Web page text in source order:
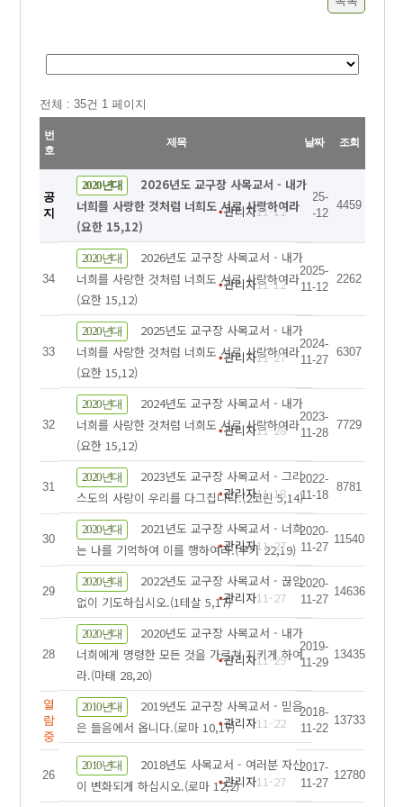
전체 : 35건 1 페이지
번
호
제목 날짜 조회
공
지
2020년대
2026년도 교구장 사목교서 - 내가
너희를 사랑한 것처럼 너희도 서로 사랑하여라
(요한 15,12)
관리자11-12
2025-
11-12
4459
34
2020년대
2026년도 교구장 사목교서 - 내가
너희를 사랑한 것처럼 너희도 서로 사랑하여라
(요한 15,12)
관리자11-12
2025-
11-12
2262
33
2020년대
2025년도 교구장 사목교서 - 내가
너희를 사랑한 것처럼 너희도 서로 사랑하여라
(요한 15,12)
관리자11-27
2024-
11-27
6307
32
2020년대
2024년도 교구장 사목교서 - 내가
너희를 사랑한 것처럼 너희도 서로 사랑하여라
(요한 15,12)
관리자11-28
2023-
11-28
7729
31
2020년대
2023년도 교구장 사목교서 - 그리
스도의 사랑이 우리를 다그칩니다.(2코린 5,14)
관리자11-18
2022-
11-18
8781
30
2020년대
2021년도 교구장 사목교서 - 너희
는 나를 기억하여 이를 행하여라.(루카 22,19)
관리자11-27
2020-
11-27
11540
29
2020년대
2022년도 교구장 사목교서 - 끊임
없이 기도하십시오.(1테살 5,17)관리자11-27
2020-
11-27
14636
28
2020년대
2020년도 교구장 사목교서 - 내가
너희에게 명령한 모든 것을 가르쳐 지키게 하여
라.(마태 28,20)
관리자11-29
2019-
11-29
13435
열
람
중
2010년대
2019년도 교구장 사목교서 - 믿음
은 들음에서 옵니다.(로마 10,17)관리자11-22
2018-
11-22
13733
26
2010년대
2018년도 사목교서 - 여러분 자신
이 변화되게 하십시오.(로마 12,2)관리자11-27
2017-
11-27
12780